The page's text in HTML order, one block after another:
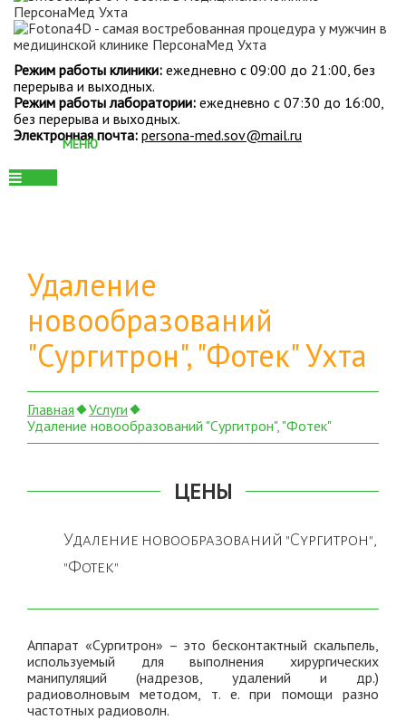
Режим работы клиники: ежедневно с 09:00 до 21:00, без
перерыва и выходных.
Режим работы лаборатории: ежедневно с 07:30 до 16:00,
без перерыва и выходных.
Электронная почта: persona-med.sov@mail.ru
Удаление
новообразований
"Сургитрон", "Фотек" Ухта
Главная
Услуги
Удаление новообразований "Сургитрон", "Фотек"
ЦЕНЫ
Удаление новообразований "Сургитрон",
"Фотек"
Аппарат «Сургитрон» – это бесконтактный скальпель,
используемый для выполнения хирургических
манипуляций (надрезов, удалений и др.)
радиоволновым методом, т. е. при помощи разно
частотных радиоволн.